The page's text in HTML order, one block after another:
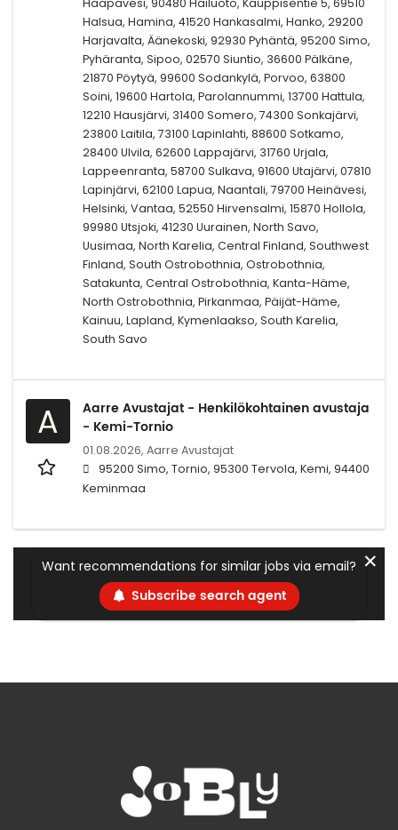
Halsua, Hamina, 41520 Hankasalmi, Hanko, 29200
Harjavalta, Äänekoski, 92930 Pyhäntä, 95200 Simo,
Pyhäranta, Sipoo, 02570 Siuntio, 36600 Pälkäne,
21870 Pöytyä, 99600 Sodankylä, Porvoo, 63800
Soini, 19600 Hartola, Parolannummi, 13700 Hattula,
12210 Hausjärvi, 31400 Somero, 74300 Sonkajärvi,
23800 Laitila, 73100 Lapinlahti, 88600 Sotkamo,
28400 Ulvila, 62600 Lappajärvi, 31760 Urjala,
Lappeenranta, 58700 Sulkava, 91600 Utajärvi, 07810
Lapinjärvi, 62100 Lapua, Naantali, 79700 Heinävesi,
Helsinki, Vantaa, 52550 Hirvensalmi, 15870 Hollola,
99980 Utsjoki, 41230 Uurainen, North Savo,
Uusimaa, North Karelia, Central Finland, Southwest
Finland, South Ostrobothnia, Ostrobothnia,
Satakunta, Central Ostrobothnia, Kanta-Häme,
North Ostrobothnia, Pirkanmaa, Päijät-Häme,
Kainuu, Lapland, Kymenlaakso, South Karelia,
South Savo
A
Aarre Avustajat - Henkilökohtainen avustaja
- Kemi-Tornio
01.08.2026, Aarre Avustajat
95200 Simo, Tornio, 95300 Tervola, Kemi, 94400
Keminmaa
Want recommendations for similar jobs via email?
Subscribe search agent
✕